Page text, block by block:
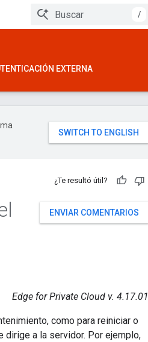
/
EXTERNA
¿Te resultó útil?
ENVIAR COMENTARIOS
Edge for Private Cloud v. 4.17.01
como para reiniciar o
dirige a la servidor. Por ejemplo,